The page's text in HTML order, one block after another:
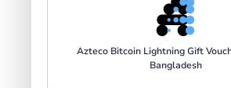
Azteco Bitcoin Lightning Gift
Bangladesh